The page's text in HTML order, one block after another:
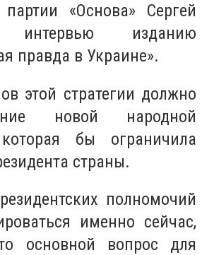
«Основа» Сергей
изданию
правда в Украине».
этой стратегии должно
новой народной
которая бы ограничила
страны.
полномочий
именно сейчас,
основной вопрос для